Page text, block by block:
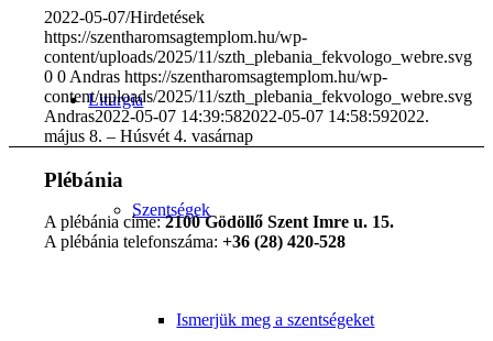
Liturgia
Szentségek
Ismerjük meg a szentségeket
2022-05-07/Hirdetések
https://szentharomsagtemplom.hu/wp-
content/uploads/2025/11/szth_plebania_fekvologo_webre.svg
0 0 Andras https://szentharomsagtemplom.hu/wp-
content/uploads/2025/11/szth_plebania_fekvologo_webre.svg
Andras2022-05-07 14:39:582022-05-07 14:58:592022.
május 8. – Húsvét 4. vasárnap
Plébánia
A plébánia címe:2100 Gödöllő Szent Imre u. 15.
A plébánia telefonszáma:+36 (28) 420-528